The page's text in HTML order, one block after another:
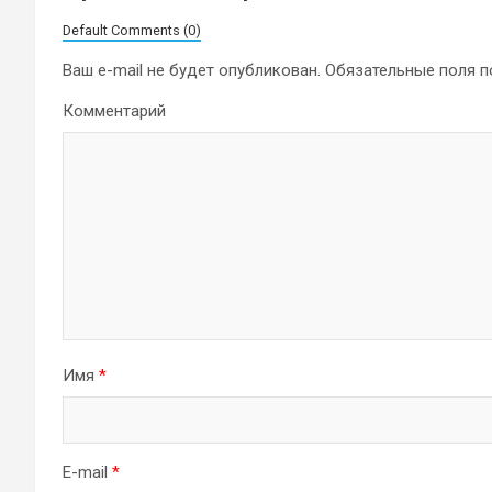
Default Comments (0)
Ваш e-mail не будет опубликован. Обязательные поля
Комментарий
Имя *
E-mail *